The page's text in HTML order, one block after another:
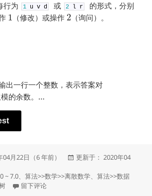
行为 1 u v d 或 2 l r
的形式，分别
1 （修改）或操作 2 （询问）。
出一行一个整数，表示答案对
的余数。…
月22日（6 年前）
发
于
更新于： 2020年04
~ 7.0、算法>>数学>>离散数学、算法>>数据
于YZOJ P4643 [BJOI2018] 链上二次求和
留下评论